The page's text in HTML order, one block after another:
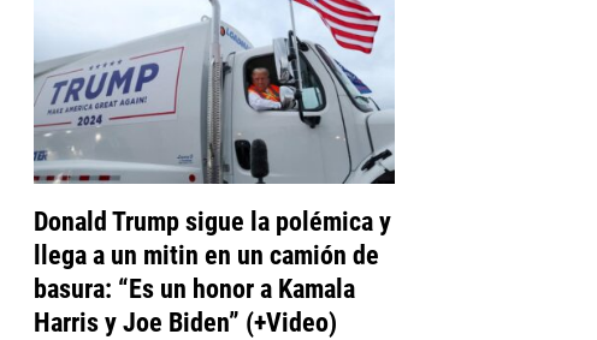
Donald Trump sigue la polémica y
llega a un mitin en un camión de
basura: “Es un honor a Kamala
Harris y Joe Biden” (+Video)